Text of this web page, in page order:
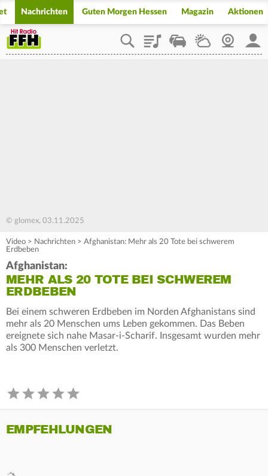
Nachrichten Guten Morgen Hessen Magazin Aktionen
PlaylistStaupilotWetterWebcam
© glomex, 03.11.2025
Video > Nachrichten > Afghanistan: Mehr als 20 Tote bei schwerem
Erdbeben
Afghanistan:
MEHR ALS 20 TOTE BEI SCHWEREM
ERDBEBEN
Bei einem schweren Erdbeben im Norden Afghanistans sind
mehr als 20 Menschen ums Leben gekommen. Das Beben
ereignete sich nahe Masar-i-Scharif. Insgesamt wurden mehr
als 300 Menschen verletzt.
EMPFEHLUNGEN